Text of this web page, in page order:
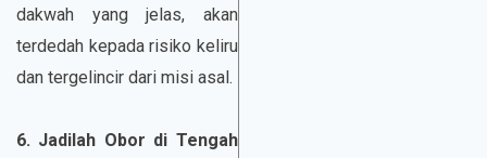
dakwah yang jelas, akan
terdedah kepada risiko keliru
dan tergelincir dari misi asal.
6. Jadilah Obor di Tengah